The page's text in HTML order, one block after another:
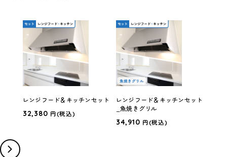
レンジフード＆キッチンセット
32,380 円(税込)
レンジフード＆キッチンセット
_魚焼きグリル
34,910 円(税込)